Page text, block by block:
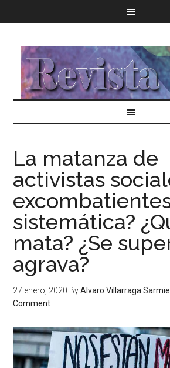
La matanza de
activistas
sistemática?
mata? ¿Se
agrava?
27 enero, 2020 ByAlvaro Villarraga
Comment